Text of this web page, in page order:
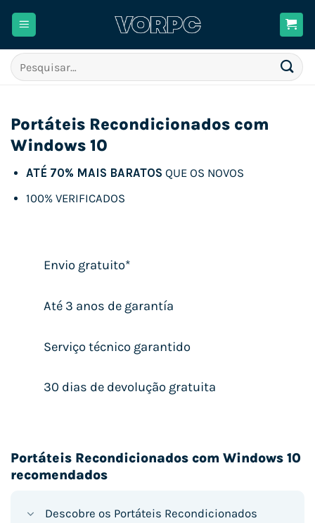
Pesquisar
por:
Portáteis Recondicionados com
Windows 10
ATÉ 70% MAIS BARATOS QUE OS NOVOS
100% VERIFICADOS
Envio gratuito*
Até 3 anos de garantía
Serviço técnico garantido
30 dias de devolução gratuita
Portáteis Recondicionados com Windows 10
recomendados
Descobre os Portáteis Recondicionados